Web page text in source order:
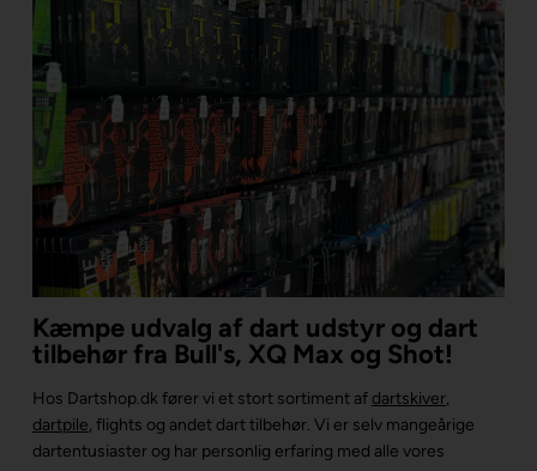
Kæmpe udvalg af dart udstyr og dart
tilbehør fra Bull's, XQ Max og Shot!
Hos Dartshop.dk fører vi et stort sortiment af dartskiver,
dartpile, flights og andet dart tilbehør. Vi er selv mangeårige
dartentusiaster og har personlig erfaring med alle vores